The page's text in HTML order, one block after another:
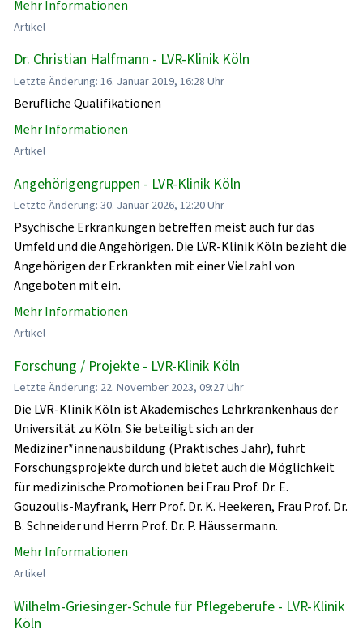
Mehr Informationen
Artikel
Dr. Christian Halfmann - LVR-Klinik Köln
Letzte Änderung: 16. Januar 2019, 16:28 Uhr
Berufliche Qualifikationen
Mehr Informationen
Artikel
Angehörigengruppen - LVR-Klinik Köln
Letzte Änderung: 30. Januar 2026, 12:20 Uhr
Psychische Erkrankungen betreffen meist auch für das
Umfeld und die Angehörigen. Die LVR-Klinik Köln bezieht die
Angehörigen der Erkrankten mit einer Vielzahl von
Angeboten mit ein.
Mehr Informationen
Artikel
Forschung / Projekte - LVR-Klinik Köln
Letzte Änderung: 22. November 2023, 09:27 Uhr
Die LVR-Klinik Köln ist Akademisches Lehrkrankenhaus der
Universität zu Köln. Sie beteiligt sich an der
Mediziner*innenausbildung (Praktisches Jahr), führt
Forschungsprojekte durch und bietet auch die Möglichkeit
für medizinische Promotionen bei Frau Prof. Dr. E.
Gouzoulis-Mayfrank, Herr Prof. Dr. K. Heekeren, Frau Prof. Dr.
B. Schneider und Herrn Prof. Dr. P. Häussermann.
Mehr Informationen
Artikel
Wilhelm-Griesinger-Schule für Pflegeberufe - LVR-Klinik
Köln